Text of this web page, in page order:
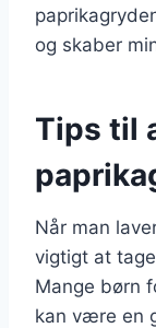
og skaber
Tips til
Når man
vigtigt at
Mange børn
kan være en